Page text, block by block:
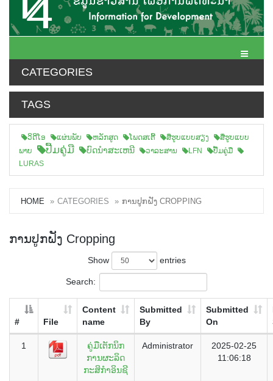
Toggle
CATEGORIES
TAGS
ວິດີໂອ ແຜ່ນພັບ ຫລັກສູດ ໂພດສເຕີ້ ສືຮູບແບບສຽງ
ສື່ຮູບແບບ
ພາບ
ປື້ມຄູ່ມື ບົດນຳສະເຫນີ ວາລະສານ LFN
ປື້ມຄູ່ມື
LURAS
HOME CATEGORIES ການປູກຝັງ CROPPING
ການປູກຝັງ Cropping
Show entries
Search:
# File
Content
name
Submitted
By
Submitted
On
1
ຄູ່ມືເຕັກນິກ
ການຜະລິດ
ກະສິກຳອິນຊີ
Administrator
2025-02-25
11:06:18